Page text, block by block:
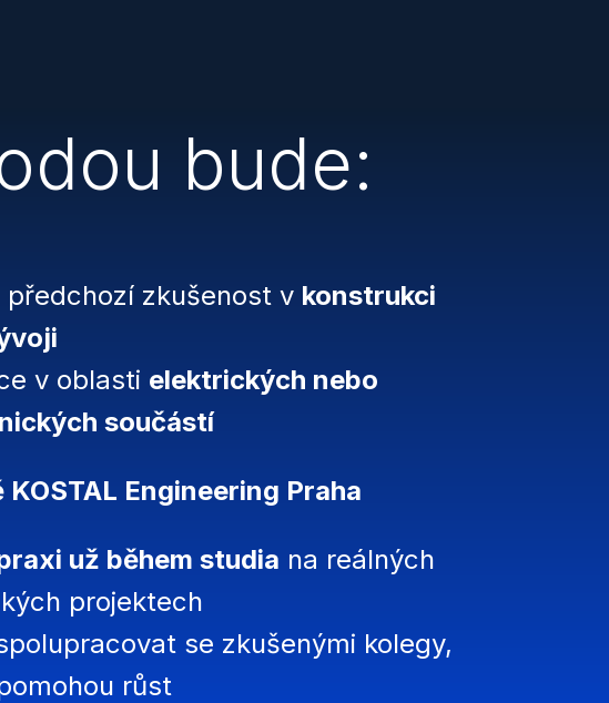
bude:
předchozí zkušenost v konstrukci
v oblasti elektrických nebo
součástí
KOSTAL Engineering Praha
už během studia na reálných
projektech
se zkušenými kolegy,
růst